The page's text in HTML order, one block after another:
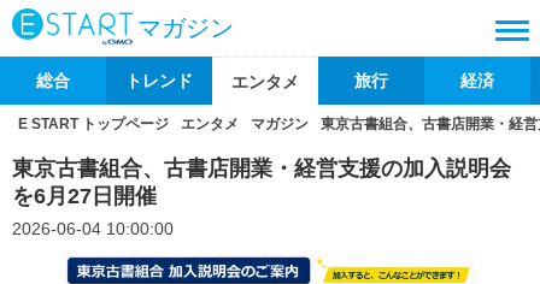
マガジン
総合 トレンド エンタメ 旅行 経済
E START トップページ エンタメ マガジン 東京古書組合、古書店開業・経
東京古書組合、古書店開業・経営支援の加入説明会
を6月27日開催
2026-06-04 10:00:00